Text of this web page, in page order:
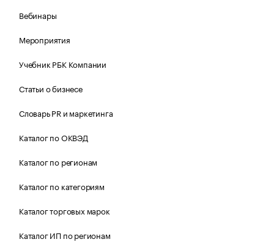
Вебинары
Мероприятия
Учебник РБК Компании
Статьи о бизнесе
Словарь PR и маркетинга
Каталог по ОКВЭД
Каталог по регионам
Каталог по категориям
Каталог торговых марок
Каталог ИП по регионам